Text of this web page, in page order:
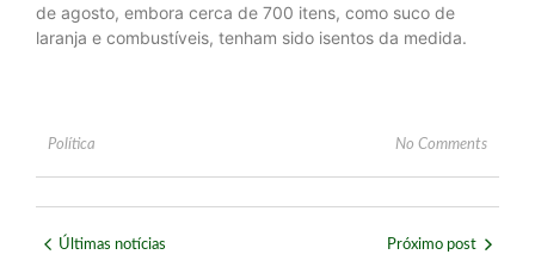
de agosto, embora cerca de 700 itens, como suco de
laranja e combustíveis, tenham sido isentos da medida.
Política No Comments
Últimas notícias Próximo post